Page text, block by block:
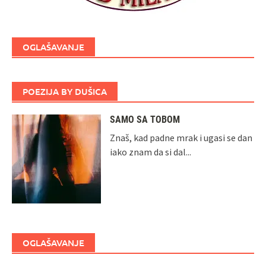
OGLAŠAVANJE
POEZIJA BY DUŠICA
SAMO SA TOBOM
Znaš, kad padne mrak i ugasi se dan
iako znam da si dal...
OGLAŠAVANJE